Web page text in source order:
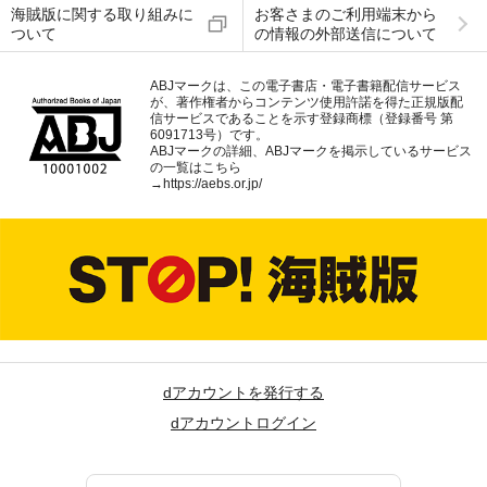
海賊版に関する取り組みに
ついて
お客さまのご利用端末から
の情報の外部送信について
ABJマークは、この電子書店・電子書籍配信サービス
が、著作権者からコンテンツ使用許諾を得た正規版配
信サービスであることを示す登録商標（登録番号 第
6091713号）です。
ABJマークの詳細、ABJマークを掲示しているサービス
の一覧はこちら
→ https://aebs.or.jp/
dアカウントを発行する
dアカウントログイン